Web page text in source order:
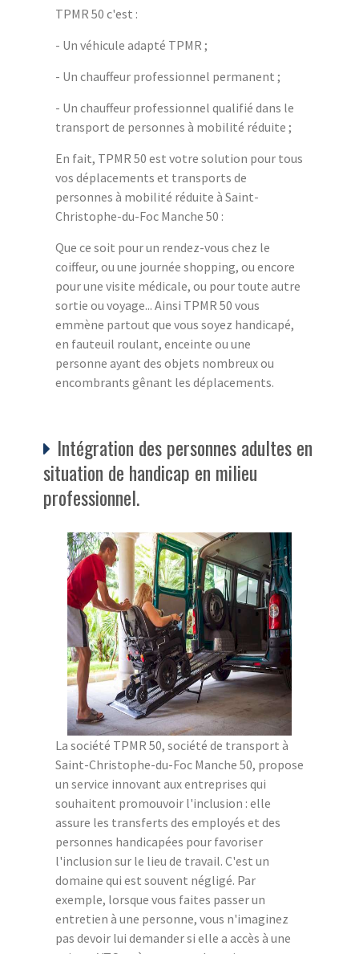
TPMR 50 c'est :
- Un véhicule adapté TPMR ;
- Un chauffeur professionnel permanent ;
- Un chauffeur professionnel qualifié dans le
transport de personnes à mobilité réduite ;
En fait, TPMR 50 est votre solution pour tous
vos déplacements et transports de
personnes à mobilité réduite à Saint-
Christophe-du-Foc Manche 50 :
Que ce soit pour un rendez-vous chez le
coiffeur, ou une journée shopping, ou encore
pour une visite médicale, ou pour toute autre
sortie ou voyage... Ainsi TPMR 50 vous
emmène partout que vous soyez handicapé,
en fauteuil roulant, enceinte ou une
personne ayant des objets nombreux ou
encombrants gênant les déplacements.
Intégration des personnes adultes en
situation de handicap en milieu
professionnel.
La société TPMR 50, société de transport à
Saint-Christophe-du-Foc Manche 50, propose
un service innovant aux entreprises qui
souhaitent promouvoir l'inclusion : elle
assure les transferts des employés et des
personnes handicapées pour favoriser
l'inclusion sur le lieu de travail. C'est un
domaine qui est souvent négligé. Par
exemple, lorsque vous faites passer un
entretien à une personne, vous n'imaginez
pas devoir lui demander si elle a accès à une